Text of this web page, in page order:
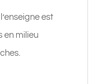
est
en milieu